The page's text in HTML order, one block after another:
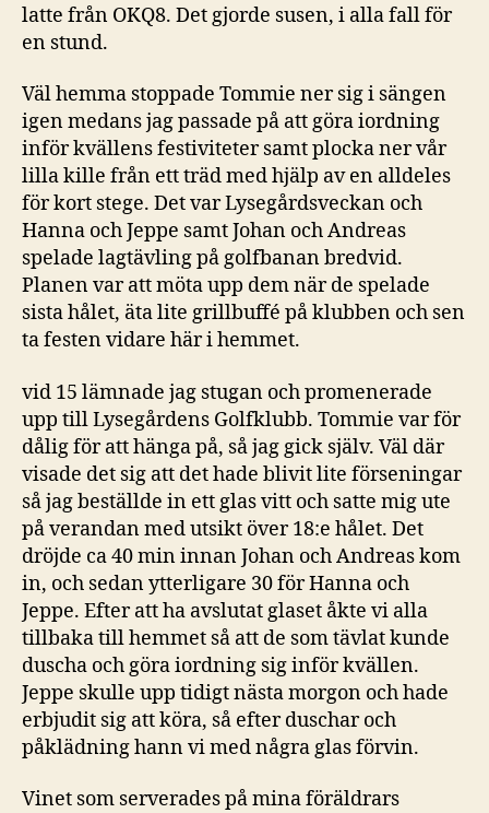
latte från OKQ8. Det gjorde susen, i alla fall för
en stund.
Väl hemma stoppade Tommie ner sig i sängen
igen medans jag passade på att göra iordning
inför kvällens festiviteter samt plocka ner vår
lilla kille från ett träd med hjälp av en alldeles
för kort stege. Det var Lysegårdsveckan och
Hanna och Jeppe samt Johan och Andreas
spelade lagtävling på golfbanan bredvid.
Planen var att möta upp dem när de spelade
sista hålet, äta lite grillbuffé på klubben och sen
ta festen vidare här i hemmet.
vid 15 lämnade jag stugan och promenerade
upp till Lysegårdens Golfklubb. Tommie var för
dålig för att hänga på, så jag gick själv. Väl där
visade det sig att det hade blivit lite förseningar
så jag beställde in ett glas vitt och satte mig ute
på verandan med utsikt över 18:e hålet. Det
dröjde ca 40 min innan Johan och Andreas kom
in, och sedan ytterligare 30 för Hanna och
Jeppe. Efter att ha avslutat glaset åkte vi alla
tillbaka till hemmet så att de som tävlat kunde
duscha och göra iordning sig inför kvällen.
Jeppe skulle upp tidigt nästa morgon och hade
erbjudit sig att köra, så efter duschar och
påklädning hann vi med några glas förvin.
Vinet som serverades på mina föräldrars